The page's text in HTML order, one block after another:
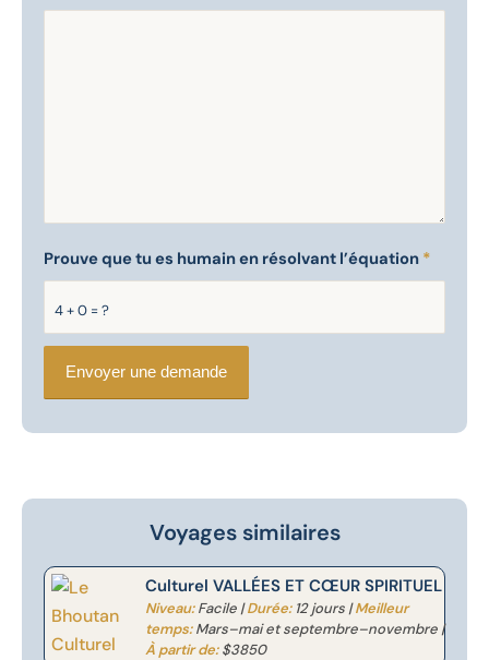
4 + 0 = ?
Prouve que tu es humain en résolvant l’équation *
Voyages similaires
Culturel VALLÉES ET CŒUR SPIRITUEL
Niveau:Facile |Durée:12 jours |Meilleur
temps:Mars–mai et septembre–novembre |
À partir de:$3850